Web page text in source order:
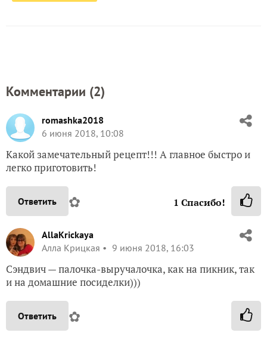
Комментарии (2)
romashka2018
6 июня 2018, 10:08
Какой замечательный рецепт!!! А главное быстро и
легко приготовить!
Ответить ✿ 1 Спасибо!
AllaKrickaya
Алла Крицкая
9 июня 2018, 16:03
Сэндвич — палочка-выручалочка, как на пикник, так
и на домашние посиделки)))
Ответить ✿